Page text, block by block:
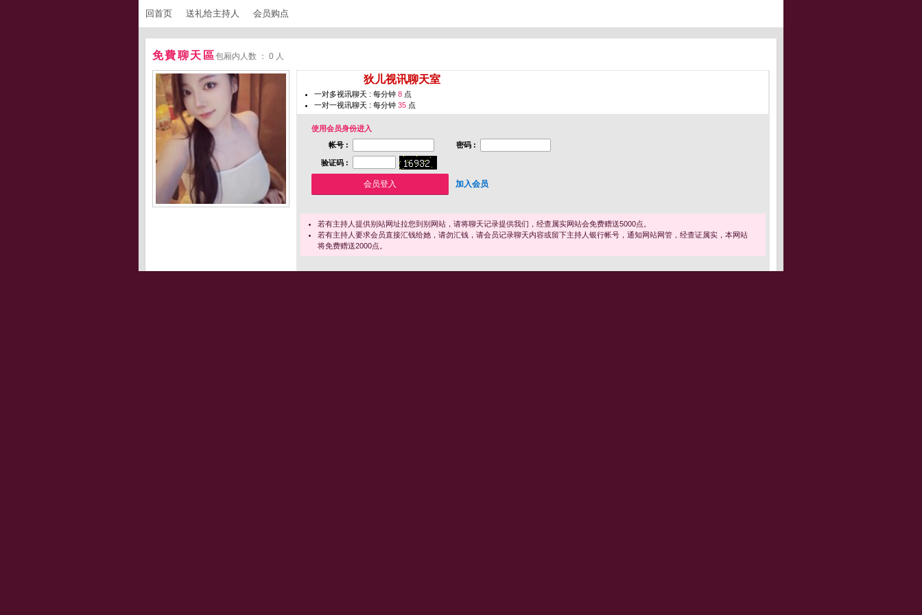
回首页 送礼给主持人 会员购点
免費聊天區包厢内人数 ： 0 人
狄儿视讯聊天室
一对多视讯聊天 : 每分钟 8 点
一对一视讯聊天 : 每分钟 35 点
使用会员身份进入
帐号 :
密码 :
验证码 :
加入会员
若有主持人提供别站网址拉您到别网站，请将聊天记录提供我们，经查属实网站会免费赠送5000点。
若有主持人要求会员直接汇钱给她，请勿汇钱，请会员记录聊天内容或留下主持人银行帐号，通知网站网管，经查证属实，本网站
将免费赠送2000点。